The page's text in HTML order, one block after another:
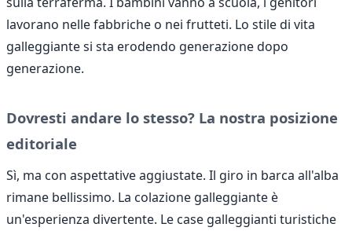
lavorano nelle fabbriche o nei frutteti. Lo stile di vita
galleggiante si sta erodendo generazione dopo
generazione.
Dovresti andare lo stesso? La nostra posizione
editoriale
Sì, ma con aspettative aggiustate. Il giro in barca all'alba
rimane bellissimo. La colazione galleggiante è
un'esperienza divertente. Le case galleggianti turistiche